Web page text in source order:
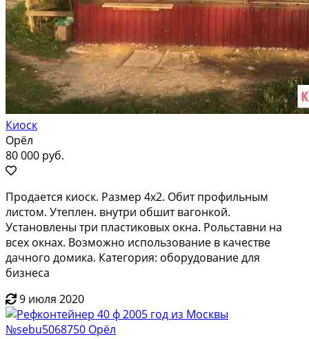
Киоск
Орёл
80 000 руб.
Продается киоск. Размер 4х2. Обит профильным
листом. Утеплен. внутри обшит вагонкой.
Установлены три пластиковых окна. Рольставни на
всех окнах. Возможно использование в качестве
дачного домика. Категория: оборудование для
бизнеса
9 июля 2020